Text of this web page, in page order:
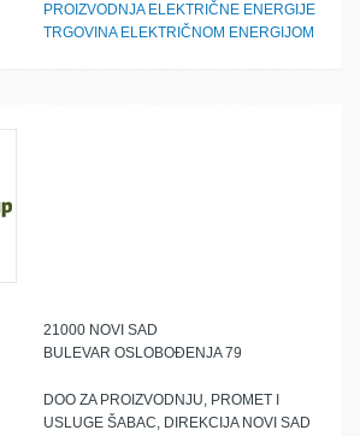
PROIZVODNJA ELEKTRIČNE ENERGIJE
TRGOVINA ELEKTRIČNOM ENERGIJOM
21000 NOVI SAD
BULEVAR OSLOBOĐENJA 79
DOO ZA PROIZVODNJU, PROMET I
USLUGE ŠABAC, DIREKCIJA NOVI SAD